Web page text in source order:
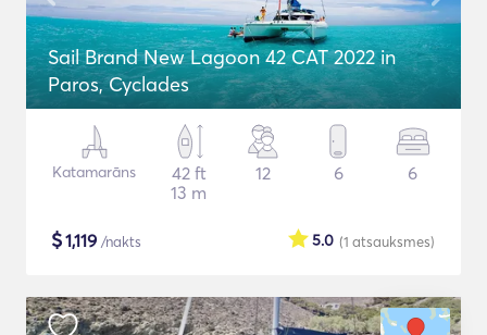
Sail Brand New Lagoon 42 CAT 2022 in
Paros, Cyclades
Katamarāns
42 ft
13 m
12 6 6
$1,119 /nakts (1 atsauksmes)
5.0